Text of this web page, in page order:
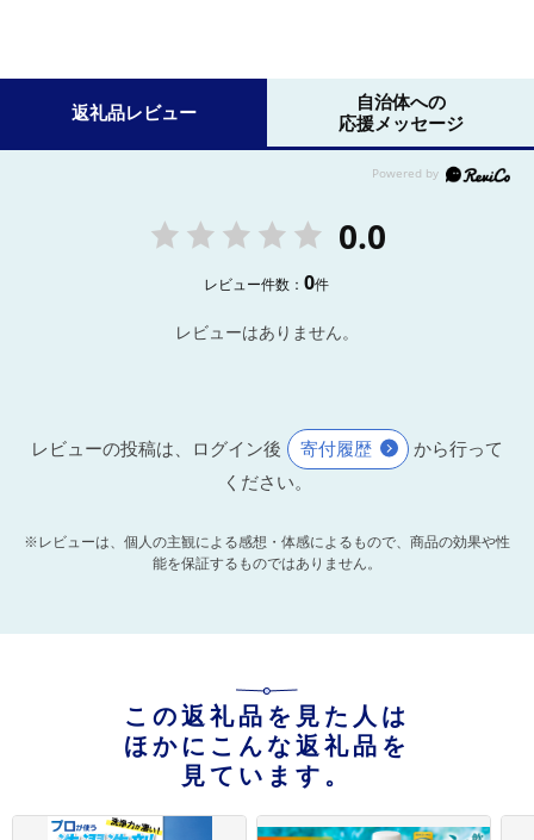
返礼品レビュー
自治体への
応援メッセージ
0.0
レビュー件数：0件
レビューはありません。
レビューの投稿は、ログイン後 寄付履歴
から行って
ください。
※レビューは、個人の主観による感想・体感によるもので、商品の効果や性
能を保証するものではありません。
この返礼品を見た人は
ほかにこんな返礼品を
見ています。